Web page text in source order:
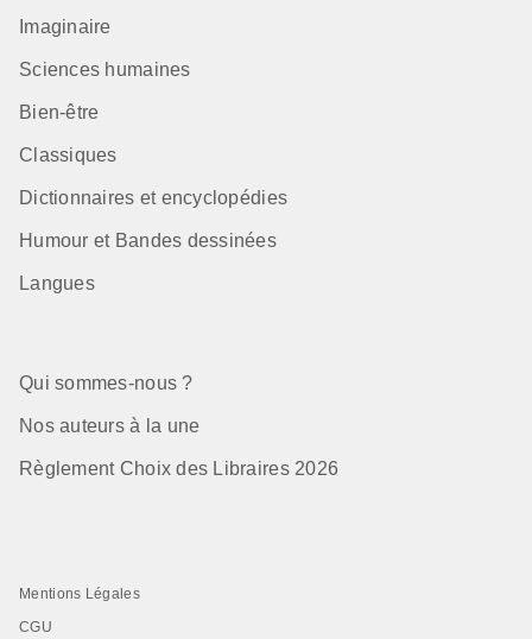
Imaginaire
Sciences humaines
Bien-être
Classiques
Dictionnaires et encyclopédies
Humour et Bandes dessinées
Langues
Qui sommes-nous ?
Nos auteurs à la une
Règlement Choix des Libraires 2026
Mentions Légales
CGU